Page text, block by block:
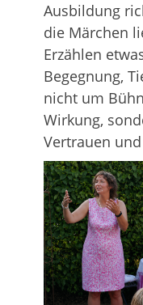
Ausbildung
die Märchen
Erzählen
Begegnung,
nicht um
Wirkung,
Vertrauen